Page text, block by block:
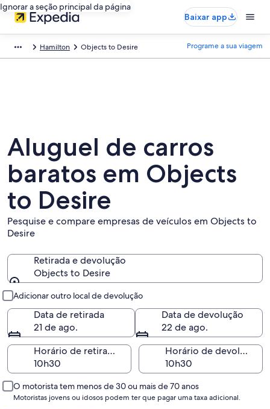
Ignorar a seção principal da página
Baixar app
Hamilton Objects to Desire Programe a sua viagem
Aluguel de carros
baratos em Objects
to Desire
Pesquise e compare empresas de veículos em Objects to
Desire
Retirada e devolução
Objects to Desire
Adicionar outro local de devolução
Data de retirada
21 de ago.
Data de devolução
22 de ago.
Horário de retirada
Horário de devolução
O motorista tem menos de 30 ou mais de 70 anos
Motoristas jovens ou idosos podem ter que pagar uma taxa adicional.